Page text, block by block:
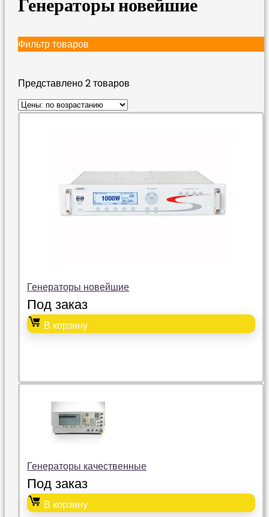
Генераторы новейшие
Фильтр товаров
Представлено 2 товаров
Генераторы новейшие
Под заказ
В корзину
Генераторы качественные
Под заказ
В корзину